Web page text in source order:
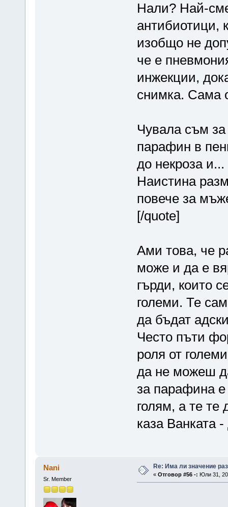
Нали? Най-
антибиотици,
изобщо не
че е
инжекции,
снимка. Сама
Чувала съм за
парафин в
до некроза
Наистина
повече за
[/quote]
Ами това, че
може и да е
гърди, които
големи. Те
да бъдат
Често пъти
роля от
да не можеш
за парафина е
голям, а те те
каза Ванката
Nani
Sr. Member
Re: Има ли значение
« Отговор #56 -: Юли 31,